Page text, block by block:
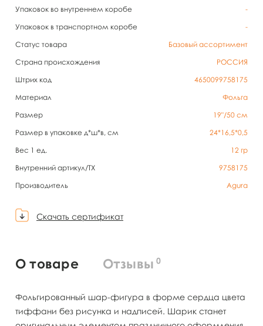
Упаковок во внутреннем коробе
-
Упаковок в транспортном коробе
-
Статус товара
Базовый ассортимент
Страна происхождения
РОССИЯ
Штрих код
4650099758175
Материал
Фольга
Размер
19"/50 см
Размер в упаковке д*ш*в, см
24*16,5*0,5
Вес 1 ед.
12 гр
Внутренний артикул/TX
9758175
Производитель
Agura
Скачать сертификат
О товаре Отзывы 0
Фольгированный шар-фигура в форме сердца цвета
тиффани без рисунка и надписей. Шарик станет